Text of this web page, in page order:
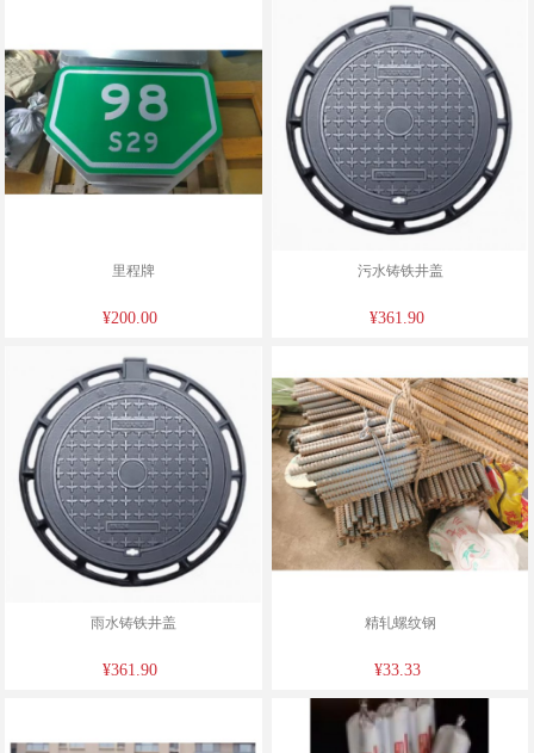
里程牌
¥200.00
污水铸铁井盖
¥361.90
雨水铸铁井盖
¥361.90
精轧螺纹钢
¥33.33